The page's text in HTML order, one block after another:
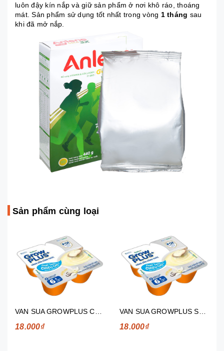
luôn đậy kín nắp và giữ sản phẩm ở nơi khô ráo, thoáng
mát. Sản phẩm sử dụng tốt nhất trong vòng 1 tháng sau
khi đã mở nắp.
Sản phẩm cùng loại
18.000₫ 18.000₫